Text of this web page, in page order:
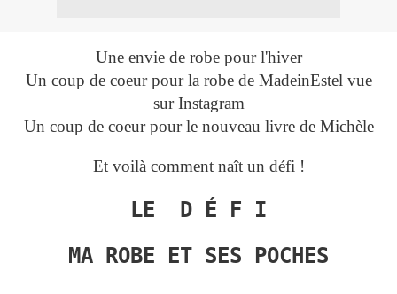
Une envie de robe pour l'hiver
Un coup de coeur pour la robe de MadeinEstel vue
sur Instagram
Un coup de coeur pour le nouveau livre de Michèle
Et voilà comment naît un défi !
LE D É F I
MA ROBE ET SES POCHES